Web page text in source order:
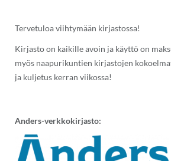
Tervetuloa viihtymään kirjastossa!
Kirjasto on kaikille avoin ja käyttö on
myös naapurikuntien kirjastojen
ja kuljetus kerran viikossa!
Anders-verkkokirjasto: